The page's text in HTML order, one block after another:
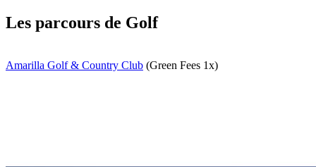
Les parcours de Golf
Amarilla Golf & Country Club (Green Fees 1x)